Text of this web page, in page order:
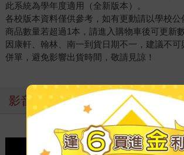
此系統為學年度適用（全新版本）。
各校版本資料僅供參考，如有更動請以學校公
商品數量若超過1本，請進入購物車後可更新數
因康軒、翰林、南一到貨日期不一，建議不
併單，避免影響出貨時間，敬請見諒！
影音介紹